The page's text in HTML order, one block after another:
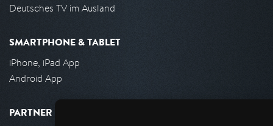
Deutsches TV im Ausland
SMARTPHONE & TABLET
iPhone, iPad App
Android App
PARTNER